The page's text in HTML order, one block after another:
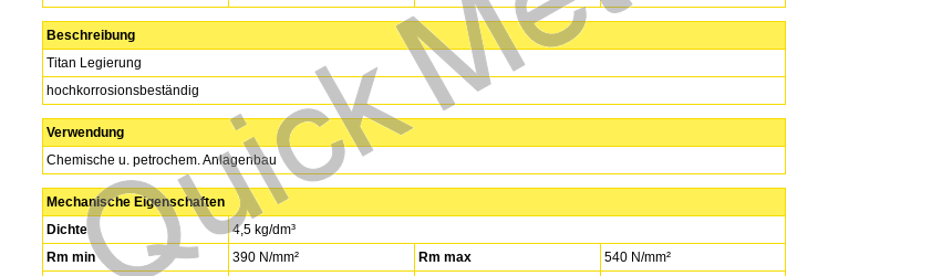
Beschreibung
Titan Legierung
hochkorrosionsbeständig
Verwendung
Chemische u. petrochem. Anlagenbau
Mechanische Eigenschaften
Dichte
4,5 kg/dm³
Rm min
390 N/mm² Rm max
540 N/mm²